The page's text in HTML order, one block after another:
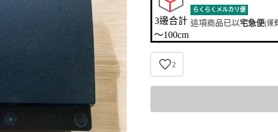
3邊合計
〜100cm
らくらくメルカリ便
這項商品已以宅急便(運
2